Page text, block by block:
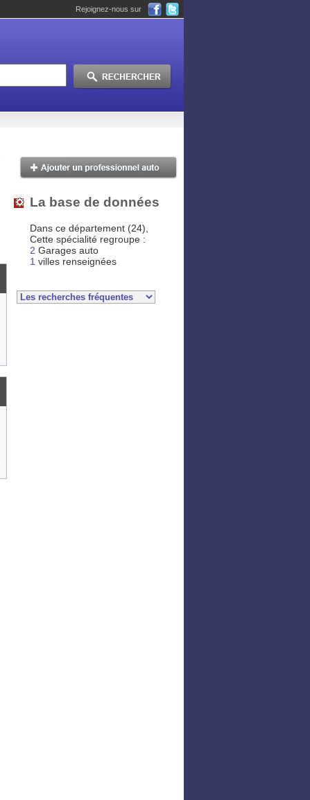
Rejoignez-nous sur
La base de données
Dans ce département (24),
Cette spécialité regroupe :
2 Garages auto
1 villes renseignées